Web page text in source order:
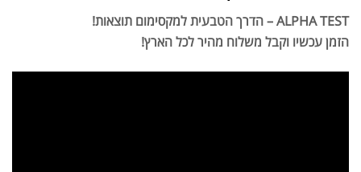
ALPHA TEST – הדרך הטבעית למקסימום תוצאות!
הזמן עכשיו וקבל משלוח מהיר לכל הארץ!